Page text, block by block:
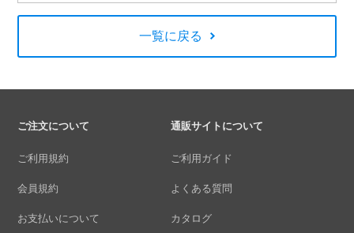
一覧に戻る
ご注文について
ご利用規約
会員規約
お支払いについて
通販サイトについて
ご利用ガイド
よくある質問
カタログ